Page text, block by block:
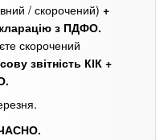
/ скорочений) +
з ПДФО.
скорочений
звітність КІК +